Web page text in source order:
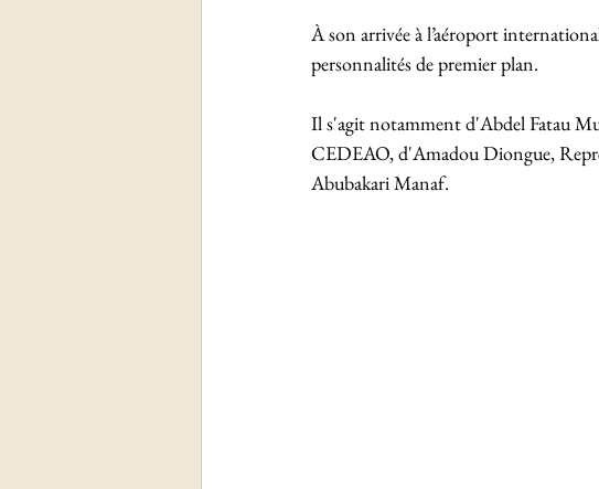
À son arrivée à l’aéroport
personnalités de premier plan.
Il s'agit notamment d'Abdel Fatau
CEDEAO, d'Amadou Diongue,
Abubakari Manaf.